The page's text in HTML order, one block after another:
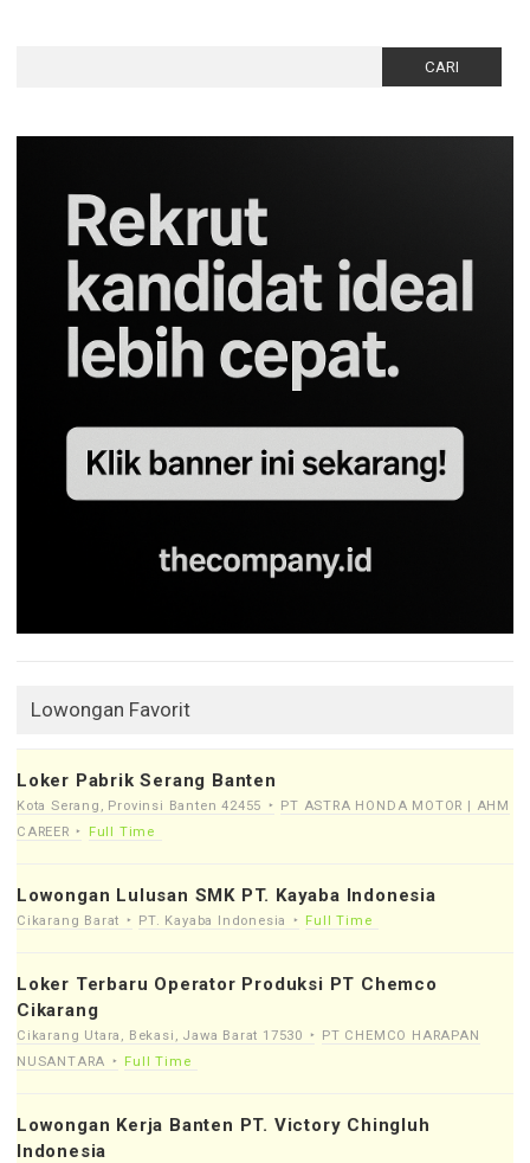
Lowongan Favorit
Loker Pabrik Serang Banten
Kota Serang, Provinsi Banten 42455
PT ASTRA HONDA MOTOR | AHM
CAREER
Full Time
Lowongan Lulusan SMK PT. Kayaba Indonesia
Cikarang Barat PT. Kayaba Indonesia Full Time
Loker Terbaru Operator Produksi PT Chemco
Cikarang
Cikarang Utara, Bekasi, Jawa Barat 17530
PT CHEMCO HARAPAN
NUSANTARA
Full Time
Lowongan Kerja Banten PT. Victory Chingluh
Indonesia